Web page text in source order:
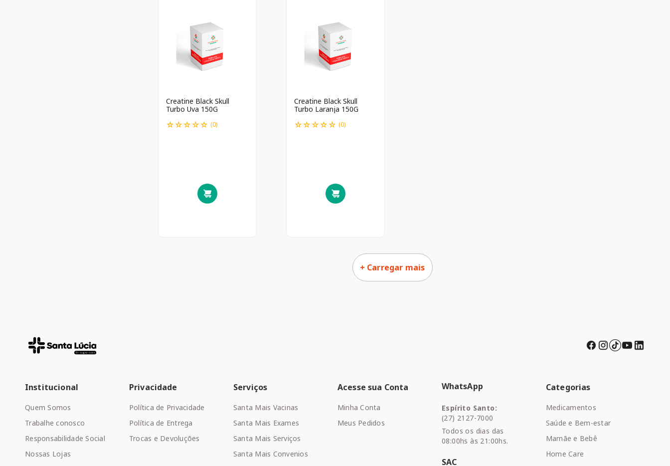
Creatine Black Skull
Turbo Uva 150G
☆☆☆☆☆ (0)
Creatine Black Skull
Turbo Laranja 150G
☆☆☆☆☆ (0)
Institucional
Quem Somos
Trabalhe conosco
Responsabilidade Social
Nossas Lojas
Privacidade
Política de Privacidade
Política de Entrega
Trocas e Devoluções
Serviços
Santa Mais Vacinas
Santa Mais Exames
Santa Mais Serviços
Santa Mais Convenios
Acesse sua Conta
Minha Conta
Meus Pedidos
WhatsApp
Espírito Santo:
(27) 2127-7000
Todos os dias das
08:00hs às 21:00hs.
SAC
Categorias
Medicamentos
Saúde e Bem-estar
Mamãe e Bebê
Home Care